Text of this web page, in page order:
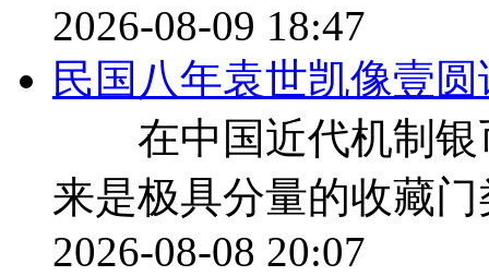
2026-08-09 18:47
民国八年袁世凯像壹
在中国近代机制银
来是极具分量的收藏
2026-08-08 20:07